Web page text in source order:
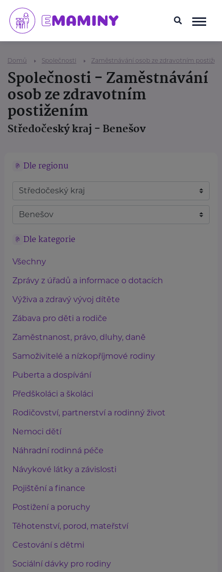
Domů Společnosti Zaměstnávání osob ze zdravotním
Společnosti - Zaměstnávání
osob ze zdravotním
postižením
Středočeský kraj - Benešov
Dle regionu
Dle kategorie
Všechny
Zprávy z úřadů a informace o dotacích
Výživa a zdravý vývoj dítěte
Zábava pro děti a rodiče
Zaměstnanost, právo, dluhy, daně
Samoživitelé a nízkopříjmové rodiny
Puberta a dospívání
Předškoláci a školáci
Rodičovství, partnerství a rodinný život
Nemoci dětí
Náhradní rodinná péče
Návykové látky a závislosti
Pojištění a finance
Postižení a poruchy
Těhotenství, porod, mateřství
Cestování s dětmi
Sociální dávky pro rodiny